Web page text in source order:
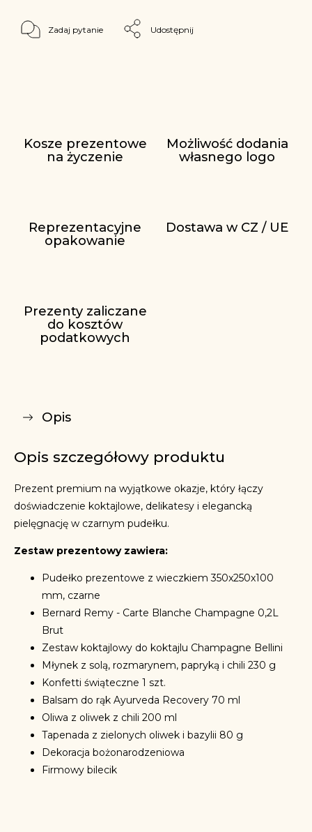
Zadaj pytanie Udostępnij
Kosze prezentowe
na życzenie
Możliwość dodania
własnego logo
Reprezentacyjne
opakowanie
Dostawa w CZ / UE
Prezenty zaliczane
do kosztów
podatkowych
Opis
Opis szczegółowy produktu
Prezent premium na wyjątkowe okazje, który łączy
doświadczenie koktajlowe, delikatesy i elegancką
pielęgnację w czarnym pudełku.
Zestaw prezentowy zawiera:
Pudełko prezentowe z wieczkiem 350x250x100
mm, czarne
Bernard Remy - Carte Blanche Champagne 0,2L
Brut
Zestaw koktajlowy do koktajlu Champagne Bellini
Młynek z solą, rozmarynem, papryką i chili 230 g
Konfetti świąteczne 1 szt.
Balsam do rąk Ayurveda Recovery 70 ml
Oliwa z oliwek z chili 200 ml
Tapenada z zielonych oliwek i bazylii 80 g
Dekoracja bożonarodzeniowa
Firmowy bilecik